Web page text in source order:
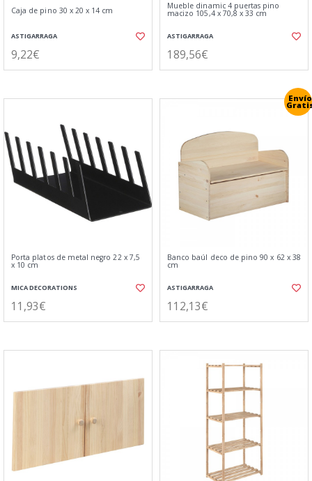
Caja de pino 30 x 20 x 14 cm
ASTIGARRAGA
9,22€
Mueble dinamic 4 puertas pino
macizo 105,4 x 70,8 x 33 cm
ASTIGARRAGA
189,56€
Porta platos de metal negro 22 x 7,5
x 10 cm
MICA DECORATIONS
11,93€
Envío
Banco baúl deco de pino 90 x 62 x 38
cm
ASTIGARRAGA
112,13€